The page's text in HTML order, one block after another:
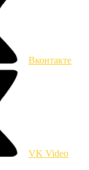
Вконтакте
VK Video